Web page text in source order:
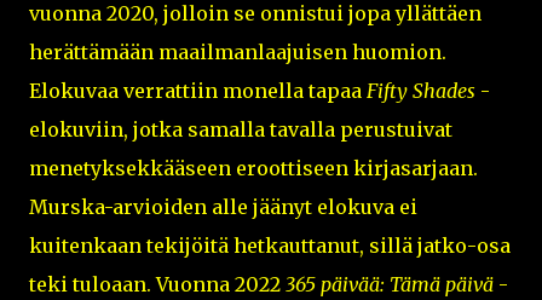
vuonna 2020, jolloin se onnistui jopa yllättäen
herättämään maailmanlaajuisen huomion.
Elokuvaa verrattiin monella tapaa Fifty Shades -
elokuviin, jotka samalla tavalla perustuivat
menetyksekkääseen eroottiseen kirjasarjaan.
Murska-arvioiden alle jäänyt elokuva ei
kuitenkaan tekijöitä hetkauttanut, sillä jatko-osa
teki tuloaan. Vuonna 2022 365 päivää: Tämä päivä -